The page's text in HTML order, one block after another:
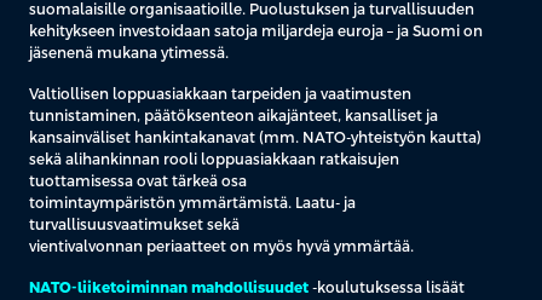
suomalaisille organisaatioille. Puolustuksen ja turvallisuuden
kehitykseen investoidaan satoja miljardeja euroja – ja Suomi on
jäsenenä mukana ytimessä.
Valtiollisen loppuasiakkaan tarpeiden ja vaatimusten
tunnistaminen, päätöksenteon aikajänteet, kansalliset ja
kansainväliset hankintakanavat (mm. NATO-yhteistyön kautta)
sekä alihankinnan rooli loppuasiakkaan ratkaisujen
tuottamisessa ovat tärkeä osa
toimintaympäristön ymmärtämistä. Laatu- ja
turvallisuusvaatimukset sekä
vientivalvonnan periaatteet on myös hyvä ymmärtää.
NATO-liiketoiminnan mahdollisuudet -koulutuksessa lisäät